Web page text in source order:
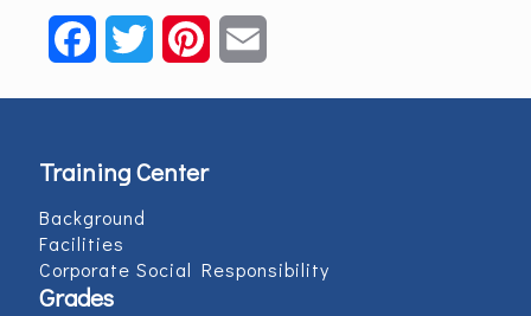
FacebookTwitter Pinterest
Training Center
Background
Facilities
Corporate Social Responsibility
Grades